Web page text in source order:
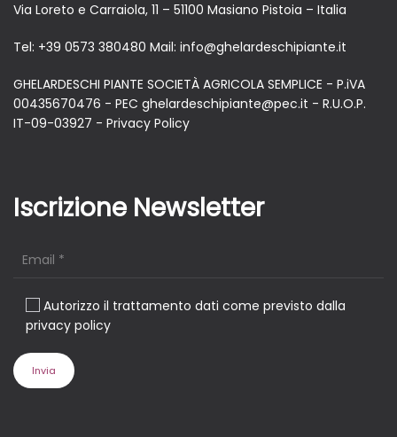
Via Loreto e Carraiola, 11 – 51100 Masiano Pistoia – Italia
Tel: +39 0573 380480 Mail: info@ghelardeschipiante.it
GHELARDESCHI PIANTE SOCIETÀ AGRICOLA SEMPLICE - P.iVA
00435670476 - PEC ghelardeschipiante@pec.it - R.U.O.P.
IT-09-03927 - Privacy Policy
Iscrizione Newsletter
Autorizzo il trattamento dati come previsto dalla
privacy policy